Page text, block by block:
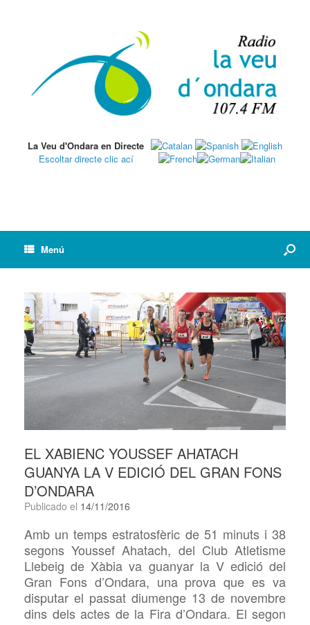
La Veu d'Ondara en Directe
Escoltar directe clic ací
Menú
EL XABIENC YOUSSEF AHATACH
GUANYA LA V EDICIÓ DEL GRAN FONS
D’ONDARA
Publicado el 14/11/2016
Amb un temps estratosfèric de 51 minuts i 38
segons Youssef Ahatach, del Club Atletisme
Llebeig de Xàbia va guanyar la V edició del
Gran Fons d’Ondara, una prova que es va
disputar el passat diumenge 13 de novembre
dins dels actes de la Fira d’Ondara. El segon